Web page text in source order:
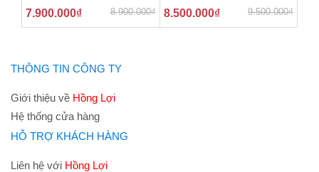
7.900.000₫ 8.900.000₫ 8.500.000₫ 9.500.000₫
THÔNG TIN CÔNG TY
Giới thiệu về Hồng Lợi
Hệ thống cửa hàng
HỖ TRỢ KHÁCH HÀNG
Liên hệ với Hồng Lợi